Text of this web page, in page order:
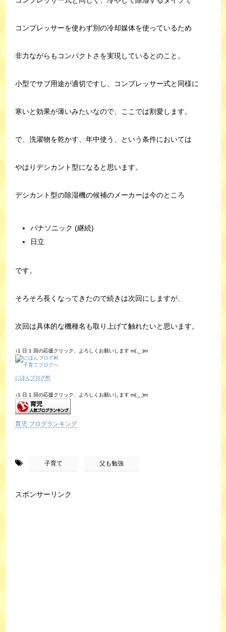
コンプレッサーを使わず別の冷却媒体を使っているため
非力ながらもコンパクトさを実現しているとのこと。
小型でサブ用途が適切ですし、コンプレッサー式と同様に
寒いと効果が薄いみたいなので、ここでは割愛します。
で、洗濯物を乾かす、年中使う、という条件においては
やはりデシカント型になると思います。
デシカント型の除湿機の候補のメーカーは今のところ
パナソニック (継続)
日立
です。
そろそろ長くなってきたので続きは次回にしますが、
次回は具体的な機種名も取り上げて触れたいと思います。
↓1 日 1 回の応援クリック、よろしくお願いします m(._.)m
にほんブログ村
↓1 日 1 回の応援クリック、よろしくお願いします m(._.)m
育児 ブログランキング
子育て 父も勉強
スポンサーリンク